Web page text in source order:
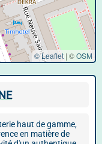
© Leaflet | ©OSM
haut de gamme,
en matière de